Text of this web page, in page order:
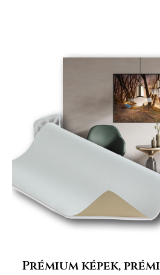
Prémium képek,